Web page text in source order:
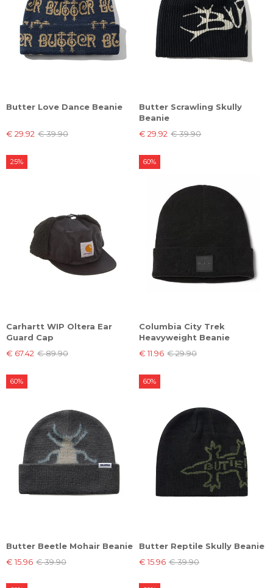
Butter Love Dance Beanie
€ 29.92 € 39.90
Butter Scrawling Skully
Beanie
€ 29.92 € 39.90
Carhartt WIP Oltera Ear
Guard Cap
€ 67.42 € 89.90
25%
Columbia City Trek
Heavyweight Beanie
€ 11.96 € 29.90
60%
Butter Beetle Mohair Beanie
€ 15.96 € 39.90
60%
Butter Reptile Skully Beanie
€ 15.96 € 39.90
60%